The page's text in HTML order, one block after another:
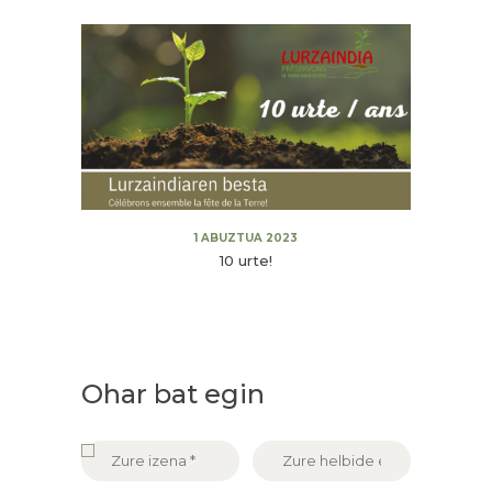
1 ABUZTUA 2023
10 urte!
Ohar bat egin